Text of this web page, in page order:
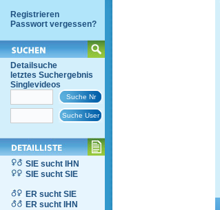
Registrieren
Passwort vergessen?
Detailsuche
letztes Suchergebnis
Singlevideos
SIE sucht IHN
SIE sucht SIE
ER sucht SIE
ER sucht IHN